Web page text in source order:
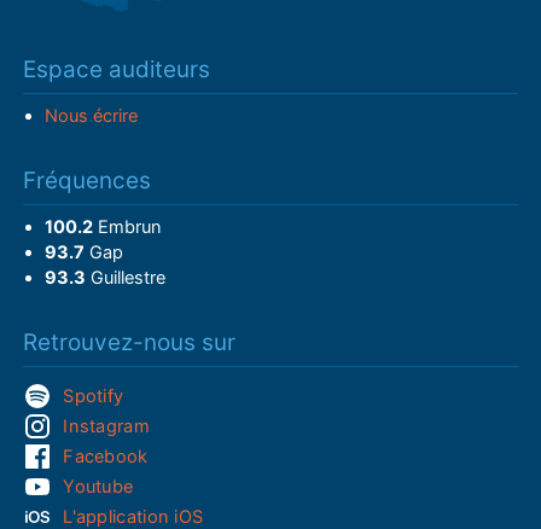
Espace auditeurs
Nous écrire
Fréquences
100.2Embrun
93.7 Gap
93.3 Guillestre
Retrouvez-nous sur
Spotify
Instagram
Facebook
Youtube
L'application iOS